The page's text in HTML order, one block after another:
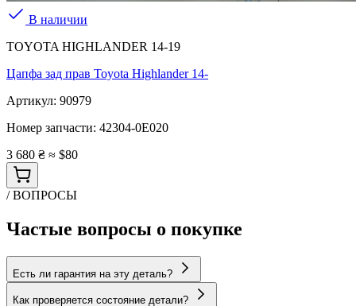
В наличии
TOYOTA HIGHLANDER 14-19
Цапфа зад прав Toyota Highlander 14-
Артикул: 90979
Номер запчасти: 42304-0E020
3 680 ₴ ≈ $80
/ ВОПРОСЫ
Частые вопросы о покупке
Есть ли гарантия на эту деталь?
Как проверяется состояние детали?